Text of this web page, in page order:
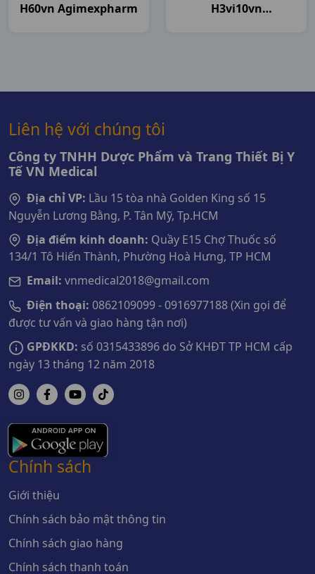
H60vn Agimexpharm
H3vi10vn
Liên hệ với chúng tôi
Công ty TNHH Dược Phẩm và Trang Thiết Bị Y
Tế VN Medical
Địa chỉ VP: Lầu 15 tòa nhà Golden King số 15
Nguyễn Lương Bằng, P. Tân Mỹ, Tp.HCM
Địa điểm kinh doanh: Quầy E15 Chợ Thuốc số
134/1 Tô Hiến Thành, Phường Hoà Hưng, TP HCM
Email: vnmedical2018@gmail.com
Điện thoại: 0862109099 - 0916977188 (Xin gọi để
được tư vấn và giao hàng tận nơi)
GPĐKKD: số 0315433896 do Sở KHĐT TP HCM cấp
ngày 13 tháng 12 năm 2018
Chính sách
Giới thiệu
Chính sách bảo mật thông tin
Chính sách giao hàng
Chính sách thanh toán